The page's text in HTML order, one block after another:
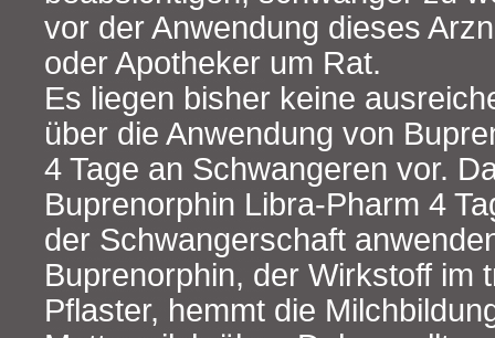
vor der Anwendung dieses
oder Apotheker um Rat.
Es liegen bisher keine
über die Anwendung von
4 Tage an Schwangeren vor.
Buprenorphin Libra-Pharm 4
der Schwangerschaft
Buprenorphin, der Wirkstoff im
Pflaster, hemmt die